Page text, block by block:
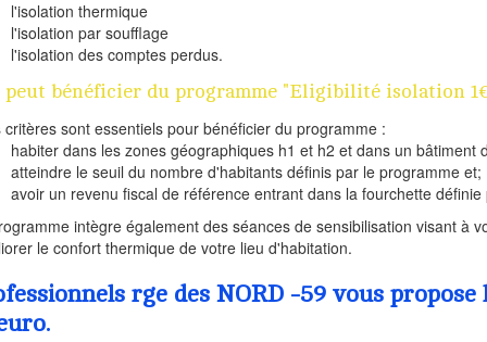
l'isolation thermique
l'isolation par soufflage
l'isolation des comptes perdus.
peut bénéficier du programme "Eligibilité isolation
critères sont essentiels pour bénéficier du programme :
habiter dans les zones géographiques h1 et h2 et dans un bâtiment
atteindre le seuil du nombre d'habitants définis par le programme et;
avoir un revenu fiscal de référence entrant dans la fourchette définie
intègre également des séances de sensibilisation visant à
le confort thermique de votre lieu d'habitation.
rge des NORD -59 vous propose